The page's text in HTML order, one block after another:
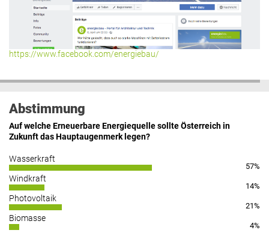
https://www.facebook.com/energiebau/
Abstimmung
Auf welche Erneuerbare Energiequelle sollte Österreich in
Zukunft das Hauptaugenmerk legen?
Wasserkraft
57%
Windkraft
14%
Photovoltaik
21%
Biomasse
4%